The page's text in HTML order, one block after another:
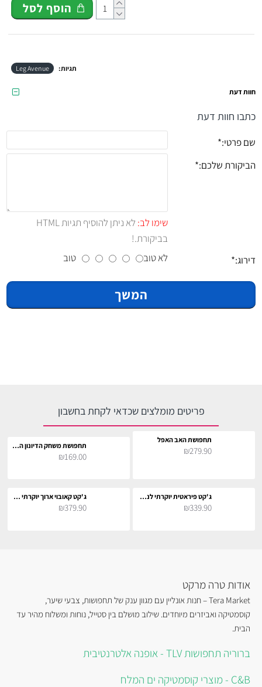
הוסף לסל
תגיות: Leg Avenue
חוות דעת
כתבו חוות דעת
שם פרטי:
הביקורת שלכם:
שימו לב:
לא ניתן להוסיף תגיות HTML
בביקורת.!
דירוג:
לא טוב טוב
המשך
פריטים מומלצים שכדאי לקחת בחשבון
תחפושת האב האפל
₪279.90 תחפושת משחק הדיונון המפקד
₪169.00
ג'קט פיראטית יוקרתי לנשים
₪339.90
ג'קט קאובוי ארוך יוקרתי לנשים
₪379.90
אודות טרה מרקט
Tera Market – חנות אונליין עם מגוון ענק של תחפושות, צבעי שיער,
קוסמטיקה ואביזרים מיוחדים. שילוב מושלם בין סטייל, נוחות ומשלוח מהיר עד
הבית.
ברוריה תחפושות TLV - אופנה אלטרנטיבית
C&B - מוצרי קוסמטיקה ים המלח